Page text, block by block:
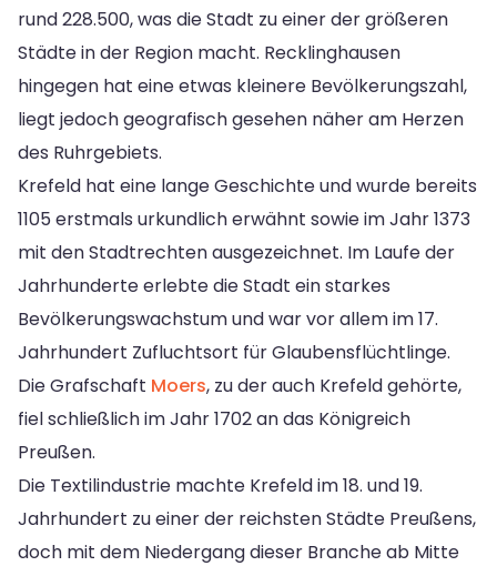
rund 228.500, was die Stadt zu einer der größeren
Städte in der Region macht. Recklinghausen
hingegen hat eine etwas kleinere Bevölkerungszahl,
liegt jedoch geografisch gesehen näher am Herzen
des Ruhrgebiets.
Krefeld hat eine lange Geschichte und wurde bereits
1105 erstmals urkundlich erwähnt sowie im Jahr 1373
mit den Stadtrechten ausgezeichnet. Im Laufe der
Jahrhunderte erlebte die Stadt ein starkes
Bevölkerungswachstum und war vor allem im 17.
Jahrhundert Zufluchtsort für Glaubensflüchtlinge.
Die Grafschaft Moers, zu der auch Krefeld gehörte,
fiel schließlich im Jahr 1702 an das Königreich
Preußen.
Die Textilindustrie machte Krefeld im 18. und 19.
Jahrhundert zu einer der reichsten Städte Preußens,
doch mit dem Niedergang dieser Branche ab Mitte